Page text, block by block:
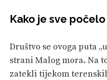
Kako je sve počelo
Društvo se ovoga puta
strani Malog mora. Na
zatekli tijekom